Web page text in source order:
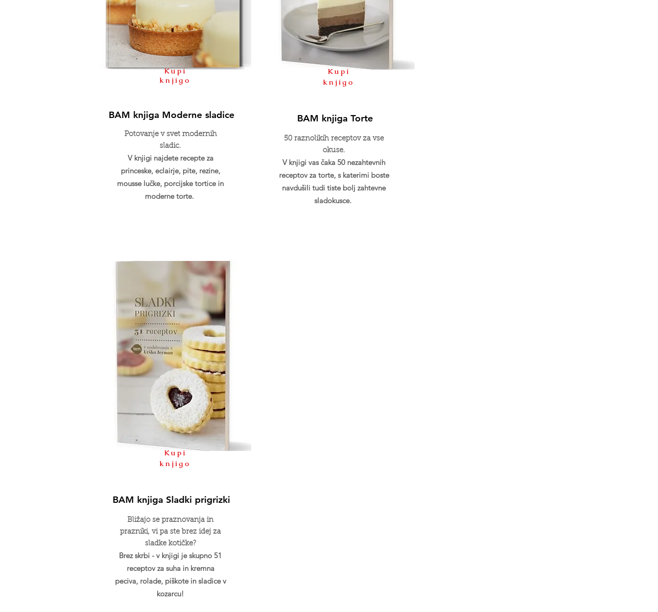
Kupi
knjigo
BAM knjiga Moderne sladice
Potovanje v svet modernih
sladic.
V knjigi najdete recepte za
princeske, eclairje, pite, rezine,
mousse lučke, porcijske tortice in
moderne torte.
Kupi
knjigo
BAM knjiga Torte
50 raznolikih receptov za vse
okuse.
V knjigi vas čaka 50 nezahtevnih
receptov za torte, s katerimi boste
navdušili tudi tiste bolj zahtevne
sladokusce.
Kupi
knjigo
BAM knjiga Sladki prigrizki
Bližajo se praznovanja in
prazniki, vi pa ste brez idej za
sladke kotičke?
Brez skrbi - v knjigi je skupno 51
receptov za suha in kremna
peciva, rolade, piškote in sladice v
kozarcu!